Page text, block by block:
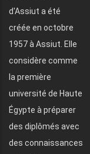
d'Assiut a été
créée en octobre
1957 à Assiut. Elle
considère comme
la première
université de Haute
Égypte à préparer
des diplômés avec
des connaissances